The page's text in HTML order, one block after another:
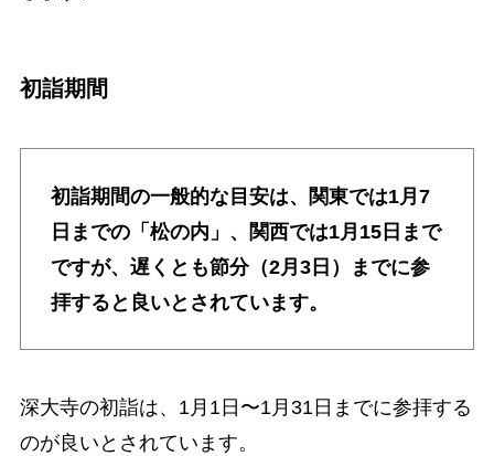
初詣期間
初詣期間の一般的な目安は、関東では1月7
日までの「松の内」、関西では1月15日まで
ですが、遅くとも節分（2月3日）までに参
拝すると良いとされています。
深大寺の初詣は、1月1日〜1月31日までに参拝する
のが良いとされています。